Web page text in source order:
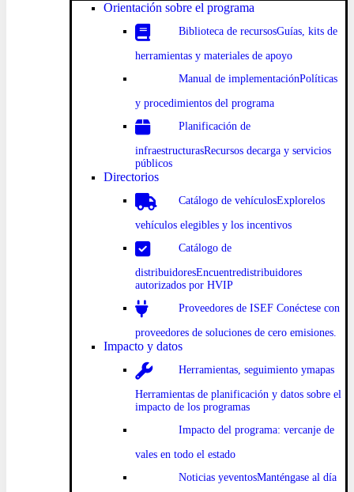
Orientación sobre el programa
Biblioteca de recursosGuías, kits de
herramientas y materiales de apoyo
Manual de implementaciónPolíticas
y procedimientos del programa
Planificación de
infraestructurasRecursos decarga y servicios
públicos
Directorios
Catálogo de vehículosExplorelos
vehículos elegibles y los incentivos
Catálogo de
distribuidoresEncuentredistribuidores
autorizados por HVIP
Proveedores de ISEF Conéctese con
proveedores de soluciones de cero emisiones.
Impacto y datos
Herramientas, seguimiento ymapas
Herramientas de planificación y datos sobre el
impacto de los programas
Impacto del programa: vercanje de
vales en todo el estado
Noticias yeventosManténgase al día